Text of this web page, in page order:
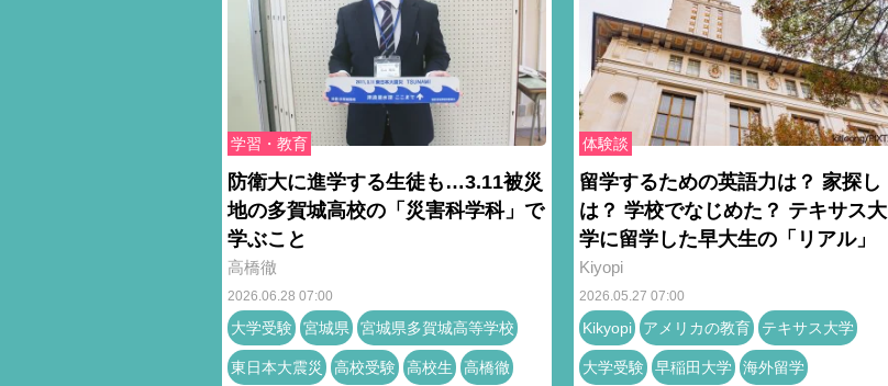
学習・教育
防衛大に進学する生徒も…3.11被災
地の多賀城高校の「災害科学科」で
学ぶこと
高橋徹
2026.06.28 07:00
大学受験 宮城県 宮城県多賀城高等学校
東日本大震災 高校受験 高校生 高橋徹
体験談
留学するための英語力は？ 家探し
は？ 学校でなじめた？ テキサス大
学に留学した早大生の「リアル」
Kiyopi
2026.05.27 07:00
Kikyopi アメリカの教育 テキサス大学
大学受験 早稲田大学 海外留学